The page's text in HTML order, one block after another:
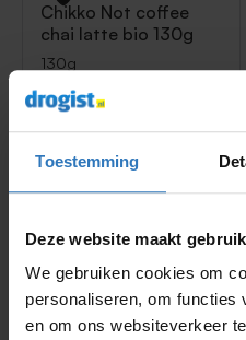
Toestemming
Deze website maakt
We gebruiken cookies om
personaliseren, om functies
en om ons websiteverkeer
Chikko Not coffee
chai latte bio 130g
130g
7,49